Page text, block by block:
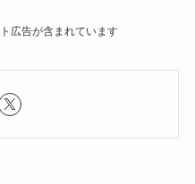
広告が含まれています